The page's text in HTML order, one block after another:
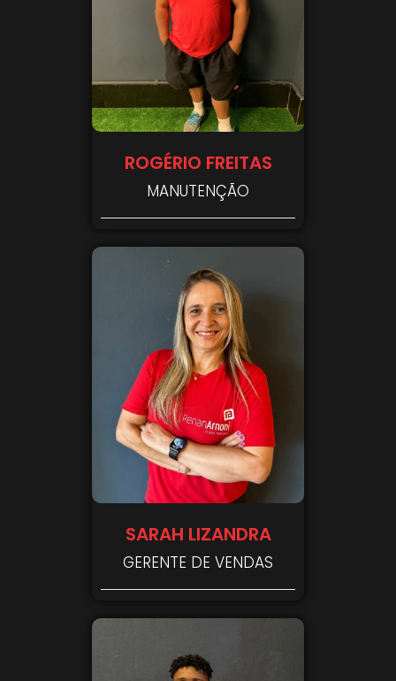
ROGÉRIO FREITAS
MANUTENÇÃO
SARAH LIZANDRA
GERENTE DE VENDAS